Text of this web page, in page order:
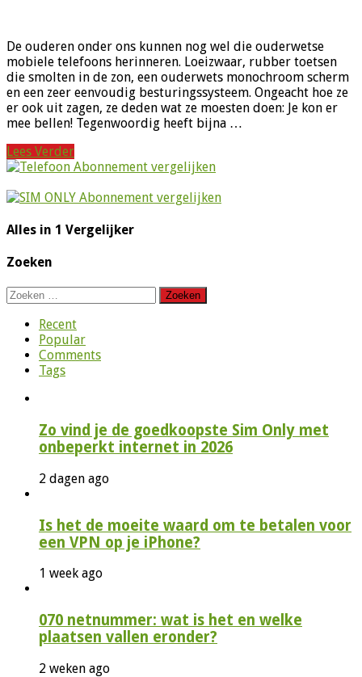
De ouderen onder ons kunnen nog wel die ouderwetse
mobiele telefoons herinneren. Loeizwaar, rubber toetsen
die smolten in de zon, een ouderwets monochroom scherm
en een zeer eenvoudig besturingssysteem. Ongeacht hoe ze
er ook uit zagen, ze deden wat ze moesten doen: Je kon er
mee bellen! Tegenwoordig heeft bijna …
Lees Verder
Alles in 1 Vergelijker
Zoeken
Zoeken
Recent
Popular
Comments
Tags
Zo vind je de goedkoopste Sim Only met
onbeperkt internet in 2026
2 dagen ago
Is het de moeite waard om te betalen voor
een VPN op je iPhone?
1 week ago
070 netnummer: wat is het en welke
plaatsen vallen eronder?
2 weken ago